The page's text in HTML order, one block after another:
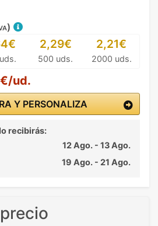
2,29€
500 uds.
2,21€
2000 uds.
ud.
Y PERSONALIZA
recibirás:
12 Ago. - 13 Ago.
19 Ago. - 21 Ago.